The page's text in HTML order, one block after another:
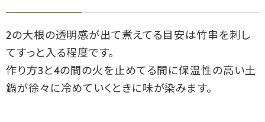
2の大根の透明感が出て煮えてる目安は竹串を刺し
てすっと入る程度です。
作り方3と4の間の火を止めてる間に保温性の高い土
鍋が徐々に冷めていくときに味が染みます。